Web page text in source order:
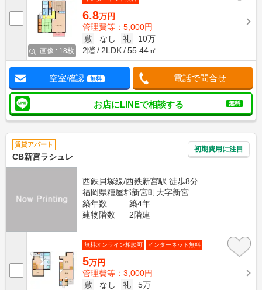
画像 : 18枚
6.8万円
管理費等：5,000円
敷
なし 礼
10万
2階
2LDK 55.44㎡
空室確認 無料 電話で問合せ
お店にLINEで相談する 無料
賃貸アパート
CB新宮ラシュレ
初期費用に注目
西鉄貝塚線/西鉄新宮駅 徒歩8分
福岡県糟屋郡新宮町大字新宮
築年数
築4年
建物階数
2階建
無料オンライン相談可 インターネット無料
5万円
管理費等：3,000円
敷
なし 礼
5万